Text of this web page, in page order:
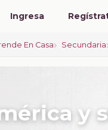
Ingresa
En Casa Secundaria
y